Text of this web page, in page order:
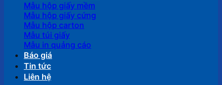
Mẫu hộp giấy mềm
Mẫu hộp giấy cứng
Mẫu hộp carton
Mẫu túi giấy
Mẫu in quảng cáo
Báo giá
Tin tức
Liên hệ